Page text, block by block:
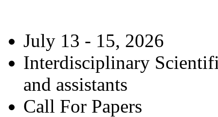
July 13 - 15, 2026
Interdisciplinary
and assistants
Call For Papers